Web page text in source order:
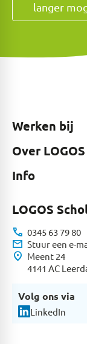
langer
Werken bij
Over LOGOS
Info
LOGOS
call 0345 63 79 80
mail Stuur een e-
location_on Meent 24
4141 AC
Volg ons via
LinkedIn